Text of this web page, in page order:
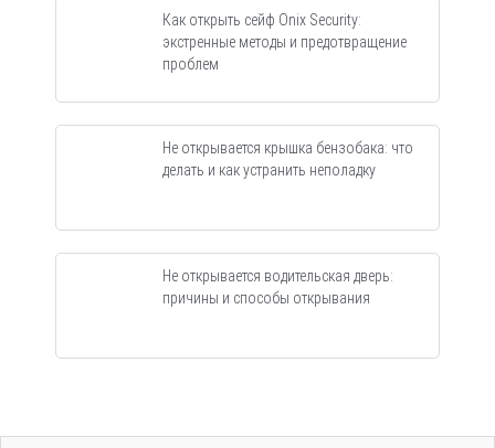
Как открыть сейф Onix Security:
экстренные методы и предотвращение
проблем
Не открывается крышка бензобака: что
делать и как устранить неполадку
Не открывается водительская дверь:
причины и способы открывания